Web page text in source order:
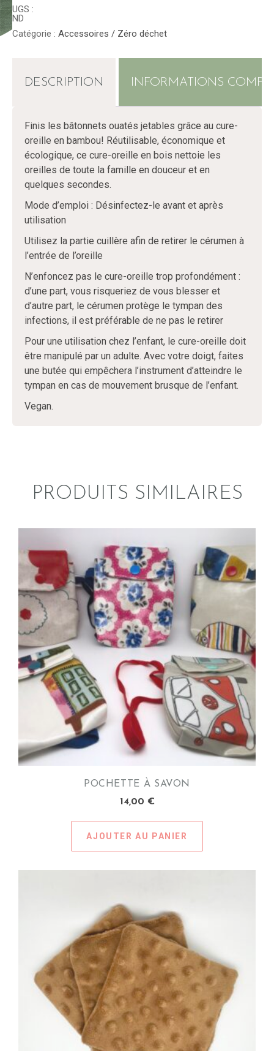
cure-
oreille
UGS :
ND
Catégorie : Accessoires / Zéro déchet
DESCRIPTION INFORMATIONS
Finis les bâtonnets ouatés jetables grâce au cure-
oreille en bambou! Réutilisable, économique et
écologique, ce cure-oreille en bois nettoie les
oreilles de toute la famille en douceur et en
quelques secondes.
Mode d’emploi : Désinfectez-le avant et après
utilisation
Utilisez la partie cuillère afin de retirer le cérumen à
l’entrée de l’oreille
N’enfoncez pas le cure-oreille trop profondément :
d’une part, vous risqueriez de vous blesser et
d’autre part, le cérumen protège le tympan des
infections, il est préférable de ne pas le retirer
Pour une utilisation chez l’enfant, le cure-oreille doit
être manipulé par un adulte. Avec votre doigt, faites
une butée qui empêchera l’instrument d’atteindre le
tympan en cas de mouvement brusque de l’enfant.
Vegan.
PRODUITS SIMILAIRES
POCHETTE À SAVON
14,00 €
AJOUTER AU PANIER